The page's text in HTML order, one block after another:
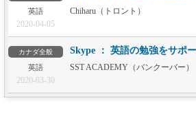
英語
2020-04-05
Chiharu（トロント）
カナダ全般
英語
2020-03-30
Skype ： 英語の勉強をサポー
SST ACADEMY（バンクーバー）